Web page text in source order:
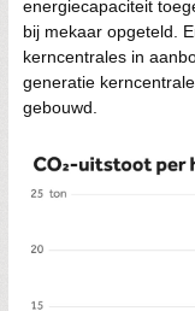
energiecapaciteit
bij mekaar opgeteld.
kerncentrales in
generatie
gebouwd.